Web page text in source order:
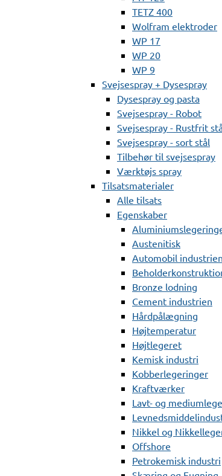
TETZ 400
Wolfram elektroder
WP 17
WP 20
WP 9
Svejsespray + Dysespray
Dysespray og pasta
Svejsespray - Robot
Svejsespray - Rustfrit
Svejsespray - sort stål
Tilbehør til svejsespray
Værktøjs spray
Tilsatsmaterialer
Alle tilsats
Egenskaber
Austenitisk
Automobil industrien
Bronze lodning
Cement industrien
Hårdpålægning
Højtemperatur
Højtlegeret
Kemisk industri
Kobberlegeringer
Kraftværker
Lavt- og
Nikkel og
Offshore
Petrokemisk industri